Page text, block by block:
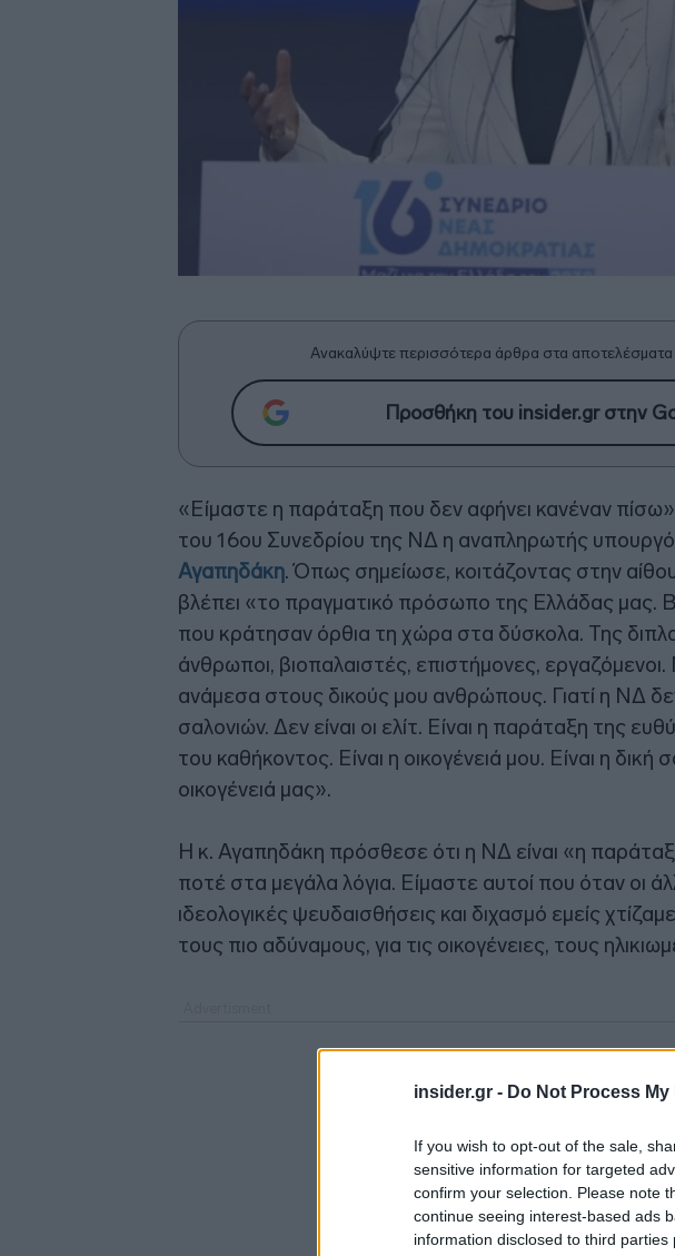
insider.gr - Do Not Process
If you wish to opt-out of the sale,
sensitive information for targeted
confirm your selection. Please note
continue seeing interest-based ads
information disclosed to third
Ανακαλύψτε περισσότερα άρθρα στα
Προσθήκη του insider.gr στην
«Είμαστε η παράταξη που δεν αφήνει κανέναν
του 16ου Συνεδρίου της ΝΔ η αναπληρωτής
Αγαπηδάκη. Όπως σημείωσε, κοιτάζοντας στην
βλέπει «το πραγματικό πρόσωπο της Ελλάδας
που κράτησαν όρθια τη χώρα στα δύσκολα. Της
άνθρωποι, βιοπαλαιστές, επιστήμονες, εργαζόμενοι.
ανάμεσα στους δικούς μου ανθρώπους. Γιατί η ΝΔ
σαλονιών. Δεν είναι οι ελίτ. Είναι η παράταξη της
του καθήκοντος. Είναι η οικογένειά μου. Είναι η δική
οικογένειά μας».
Η κ. Αγαπηδάκη πρόσθεσε ότι η ΝΔ είναι «η
ποτέ στα μεγάλα λόγια. Είμαστε αυτοί που όταν οι
ιδεολογικές ψευδαισθήσεις και διχασμό εμείς
τους πιο αδύναμους, για τις οικογένειες, τους